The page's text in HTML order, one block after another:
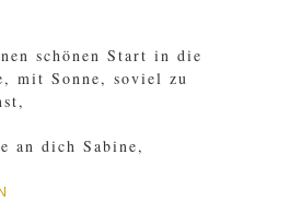
schönen Start in die
mit Sonne, soviel zu
an dich Sabine,